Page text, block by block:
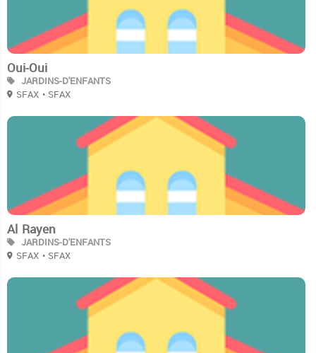
Oui-Oui
JARDINS-D'ENFANTS
SFAX • SFAX
Al Rayen
JARDINS-D'ENFANTS
SFAX • SFAX